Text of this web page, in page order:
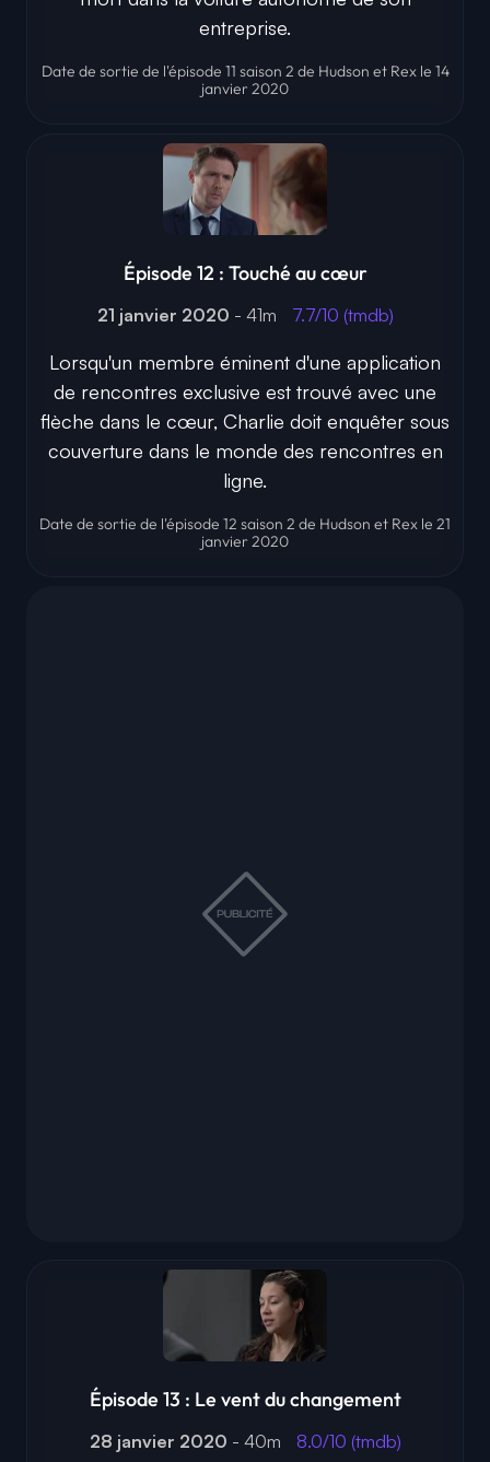
entreprise.
Date de sortie de l'épisode 11 saison 2 de Hudson et Rex le 14
janvier 2020
Épisode 12 : Touché au cœur
21 janvier 2020 - 41m 7.7/10 (tmdb)
Lorsqu'un membre éminent d'une application
de rencontres exclusive est trouvé avec une
flèche dans le cœur, Charlie doit enquêter sous
couverture dans le monde des rencontres en
ligne.
Date de sortie de l'épisode 12 saison 2 de Hudson et Rex le 21
janvier 2020
Épisode 13 : Le vent du changement
28 janvier 2020 - 40m 8.0/10 (tmdb)